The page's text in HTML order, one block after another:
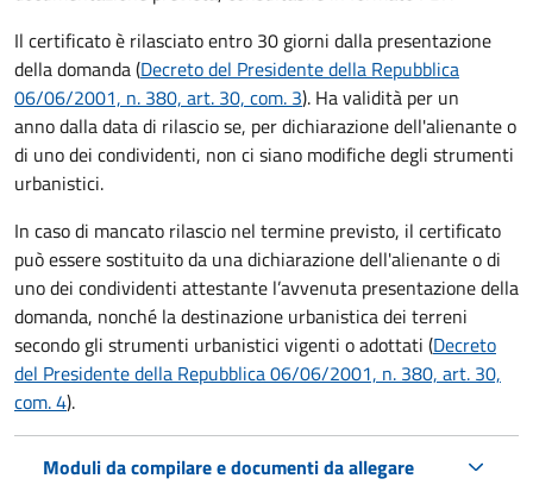
Il certificato è rilasciato entro 30 giorni dalla presentazione
della domanda (Decreto del Presidente della Repubblica
06/06/2001, n. 380, art. 30, com. 3). Ha validità per un
anno dalla data di rilascio se, per dichiarazione dell'alienante o
di uno dei condividenti, non ci siano modifiche degli strumenti
urbanistici.
In caso di mancato rilascio nel termine previsto, il certificato
può essere sostituito da una dichiarazione dell'alienante o di
uno dei condividenti attestante l’avvenuta presentazione della
domanda, nonché la destinazione urbanistica dei terreni
secondo gli strumenti urbanistici vigenti o adottati (Decreto
del Presidente della Repubblica 06/06/2001, n. 380, art. 30,
com. 4).
Moduli da compilare e documenti da allegare